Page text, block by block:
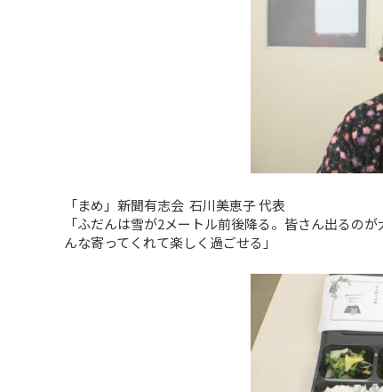
「まめ」新聞有志会 石川美恵子 代表
「ふだんは雪が2メートル前後降る。皆さん出るの
んな寄ってくれて楽しく過ごせる」